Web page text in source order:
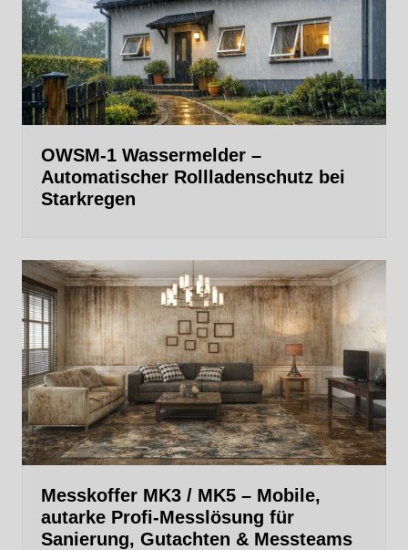
OWSM‑1 Wassermelder –
Automatischer Rollladenschutz bei
Starkregen
Messkoffer MK3 / MK5 – Mobile,
autarke Profi‑Messlösung für
Sanierung, Gutachten & Messteams